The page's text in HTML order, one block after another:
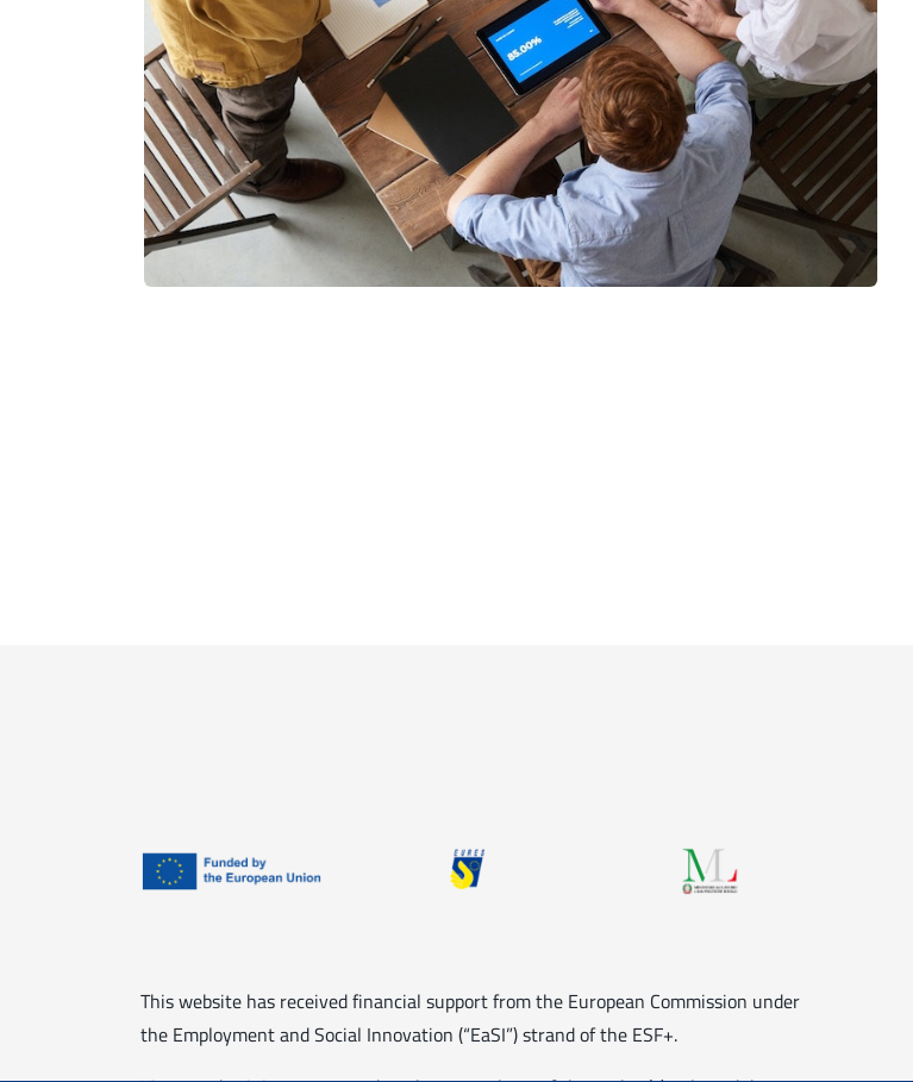
This website has received financial support from the European Commission under
the Employment and Social Innovation (“EaSI”) strand of the ESF+.